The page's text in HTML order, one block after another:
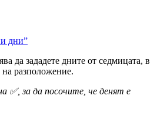
дни”
да зададете дните от седмицата, в
разположение.
✅, за да посочите, че денят е